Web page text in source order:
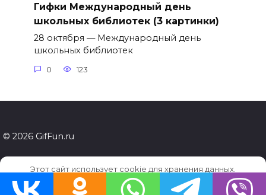
Гифки Международный день
школьных библиотек (3 картинки)
28 октября — Международный день
школьных библиотек
0 123
© 2026 GifFun.ru
Этот сайт использует cookie для хранения данных.
Продолжая использовать сайт, Вы даете свое согласие на
работу с этими файлами.
OK